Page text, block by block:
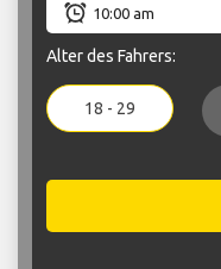
Alter des Fahrers:
18 - 29